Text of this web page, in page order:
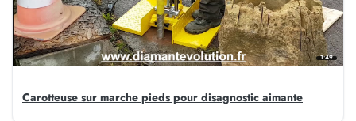
1:49
Carotteuse sur marche pieds pour disagnostic aimante